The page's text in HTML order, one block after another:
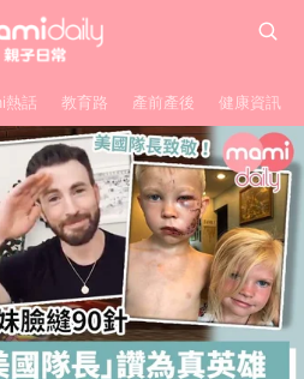
熱話 教育路 產前產後 健康資訊